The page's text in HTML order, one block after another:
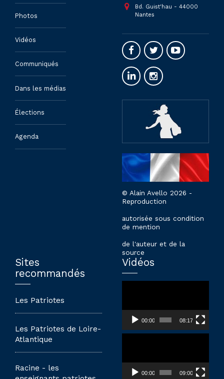
Photos
Vidéos
Communiqués
Dans les médias
Élections
Agenda
Bd. Guist'hau - 44000
Nantes
© Alain Avello 2026 -
Reproduction
autorisée sous condition
de mention
de l'auteur et de la
source
Sites
recommandés
Les Patriotes
Les Patriotes de Loire-
Atlantique
Racine - les
Vidéos
00:00 08:17
00:00 09:00